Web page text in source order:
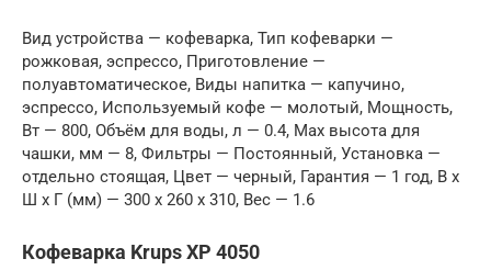
Вид устройства — кофеварка, Тип кофеварки —
рожковая, эспрессо, Приготовление —
полуавтоматическое, Виды напитка — капучино,
эспрессо, Используемый кофе — молотый, Мощность,
Вт — 800, Объём для воды, л — 0.4, Max высота для
чашки, мм — 8, Фильтры — Постоянный, Установка —
отдельно стоящая, Цвет — черный, Гарантия — 1 год, В x
Ш x Г (мм) — 300 x 260 x 310, Вес — 1.6
Кофеварка Krups XP 4050